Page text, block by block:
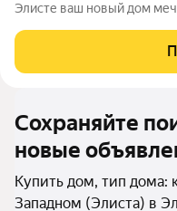
Элисте ваш новый дом мечты! ПОДХОДИТ ПОД СЕМЕЙНУЮ
простор для всей семьи. - Год
строительные технологии. -
Сохраняйте
новые
Купить дом, тип дома:
Западном (Элиста) в